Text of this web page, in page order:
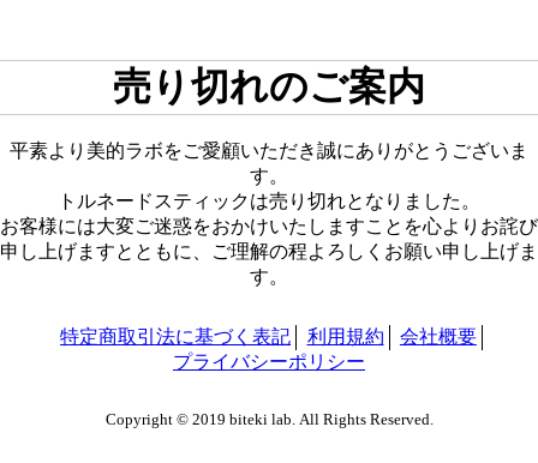
売り切れのご案内
平素より美的ラボをご愛顧いただき誠にありがとうございま
す。
トルネードスティックは売り切れとなりました。
お客様には大変ご迷惑をおかけいたしますことを心よりお詫び
申し上げますとともに、ご理解の程よろしくお願い申し上げま
す。
特定商取引法に基づく表記 利用規約
会社概要
プライバシーポリシー
Copyright © 2019 biteki lab. All Rights Reserved.